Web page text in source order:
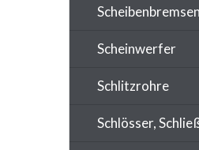
Scheinwerfer
Schlitzrohre
Schlösser,